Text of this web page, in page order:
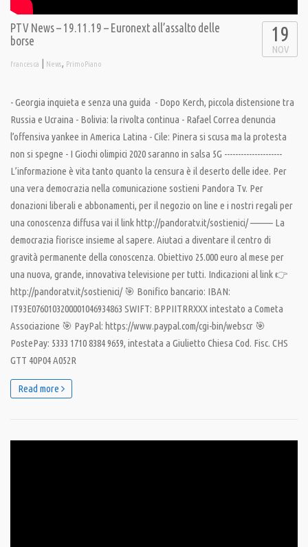
PTV News – 19.11.19 – Euronext all’assalto delle
borse
francesca | News, PrimoPiano
19
NOV
- Georgia inquieta e senza una guida - Dopo Kerch, piccola distensione tra
Russia e Ucraina - Bolivia: la rivolta continua - Rafael Correa denuncia
l’offensiva yankee in America Latina - Cile: Pinera si scusa ma la protesta
non si spegne - I Giochi olimpici 2020 saranno in salsa 5G ---------------------
L’informazione è vita tanto quanto la censura è il deserto delle idee. Per
una vera democrazia nella comunicazione sostieni Pandora Tv. Per
donazioni liberali e abbonamenti, per il negozio on line e i nostri regali per
una conoscenza diffusa vai il link http://pandoratv.it/sostienici/ ——— La
democrazia fiorisce insieme al sapere. Aiutaci a diventare il centro di
gravità permanente della conoscenza. Obiettivo 25.000 euro al mese per
una nuova, grande, innovativa televisione per tutti. Indicazioni al link 👉
http://pandoratv.it/sostienici/ 🎯 Bonifico bancario: IBAN:
IT93E0760103200001046934863 SWIFT: BPPIITRRXXX intestato a Cometa
Associazione 🎯 PayPal: https://www.paypal.com/cgi-bin/webscr 🎯
PostePay: 5333 1710 8384 9659, intestata a Giulietto Chiesa Cod. Fisc. CHS
GTT 40P04 A052R
Read more